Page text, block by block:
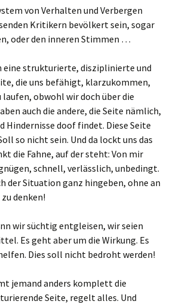
von Verhalten und Verbergen
Kritikern bevölkert sein, sogar
oder den inneren Stimmen …
eine strukturierte, disziplinierte und
die uns befähigt, klarzukommen,
obwohl wir doch über die
auch die andere, die Seite nämlich,
Hindernisse doof findet. Diese Seite
so nicht sein. Und da lockt uns das
die Fahne, auf der steht: Von mir
schnell, verlässlich, unbedingt.
der Situation ganz hingeben, ohne an
denken!
wir süchtig entgleisen, wir seien
Es geht aber um die Wirkung. Es
Dies soll nicht bedroht werden!
jemand anders komplett die
Seite, regelt alles. Und